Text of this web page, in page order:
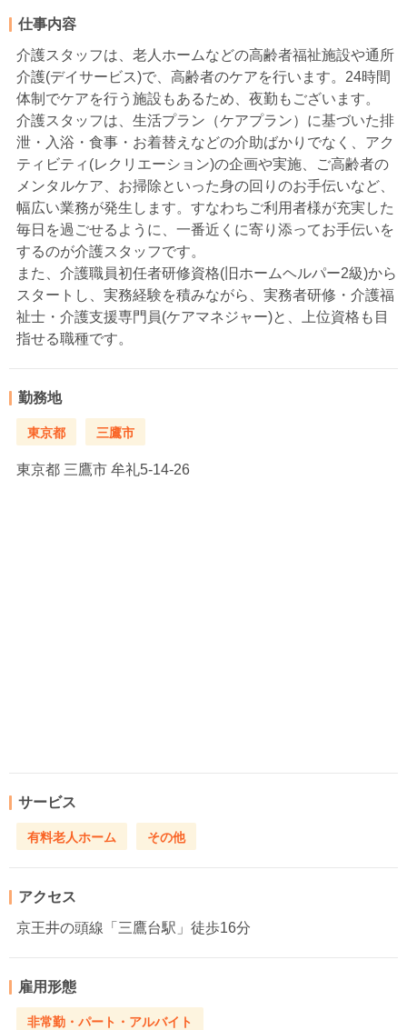
仕事内容
介護スタッフは、老人ホームなどの高齢者福祉施設や通所
介護(デイサービス)で、高齢者のケアを行います。24時間
体制でケアを行う施設もあるため、夜勤もございます。
介護スタッフは、生活プラン（ケアプラン）に基づいた排
泄・入浴・食事・お着替えなどの介助ばかりでなく、アク
ティビティ(レクリエーション)の企画や実施、ご高齢者の
メンタルケア、お掃除といった身の回りのお手伝いなど、
幅広い業務が発生します。すなわちご利用者様が充実した
毎日を過ごせるように、一番近くに寄り添ってお手伝いを
するのが介護スタッフです。
また、介護職員初任者研修資格(旧ホームヘルパー2級)から
スタートし、実務経験を積みながら、実務者研修・介護福
祉士・介護支援専門員(ケアマネジャー)と、上位資格も目
指せる職種です。
勤務地
東京都 三鷹市
東京都 三鷹市 牟礼5-14-26
サービス
有料老人ホーム その他
アクセス
京王井の頭線「三鷹台駅」徒歩16分
雇用形態
非常勤・パート・アルバイト